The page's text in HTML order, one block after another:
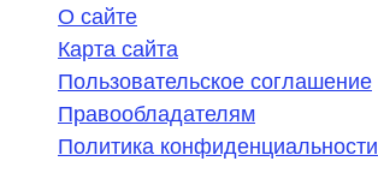
О сайте
Карта сайта
Пользовательское соглашение
Правообладателям
Политика конфиденциальности